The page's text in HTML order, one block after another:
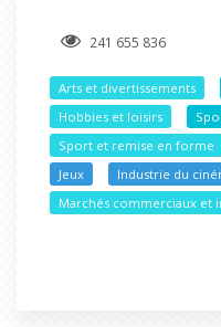
241 655 836
Arts et divertissements
Hobbies et loisirs
Sport et remise en forme
Jeux
Industrie du
Marchés commerciaux et